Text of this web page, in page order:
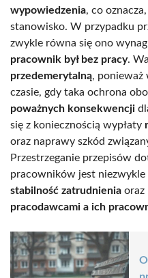
wypowiedzenia, co
stanowisko. W przypadku
zwykle równa się ono
pracownik był bez pracy.
przedemerytalną, ponieważ
czasie, gdy taka ochrona
poważnych konsekwencji
się z koniecznością wypłaty
oraz naprawy szkód
Przestrzeganie przepisów
pracowników jest
stabilność zatrudnienia oraz
pracodawcami a ich